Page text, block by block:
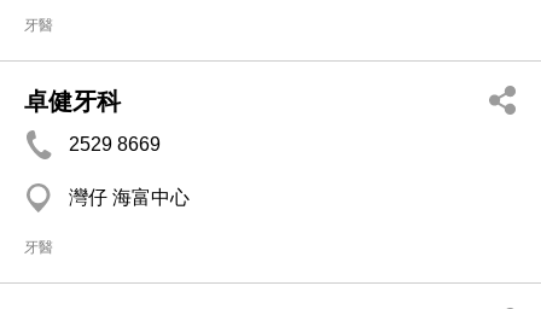
牙醫
卓健牙科
2529 8669
灣仔 海富中心
牙醫